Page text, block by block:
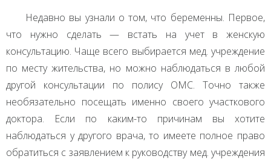
Недавно вы узнали о том, что беременны. Первое,
что нужно сделать — встать на учет в женскую
консультацию. Чаще всего выбирается мед. учреждение
по месту жительства, но можно наблюдаться в любой
другой консультации по полису ОМС. Точно также
необязательно посещать именно своего участкового
доктора. Если по каким-то причинам вы хотите
наблюдаться у другого врача, то имеете полное право
обратиться с заявлением к руководству мед. учреждения